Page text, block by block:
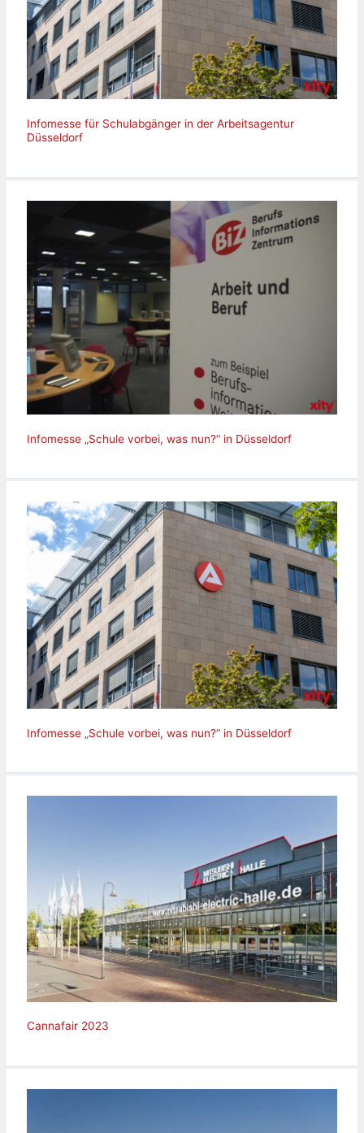
Infomesse für Schulabgänger in der Arbeitsagentur
Düsseldorf
Infomesse „Schule vorbei, was nun?“ in Düsseldorf
Infomesse „Schule vorbei, was nun?“ in Düsseldorf
Cannafair 2023